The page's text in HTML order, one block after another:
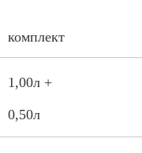
комплект
1,00л +
0,50л